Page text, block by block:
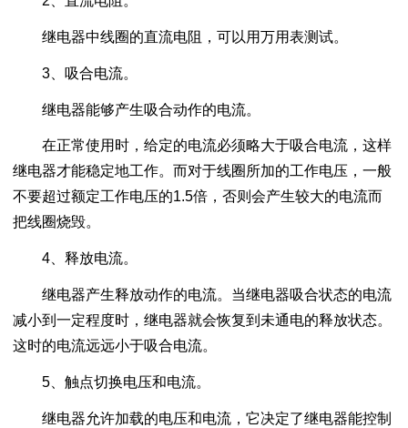
继电器中线圈的直流电阻，可以用万用表测试。
3、吸合电流。
继电器能够产生吸合动作的电流。
在正常使用时，给定的电流必须略大于吸合电流，这样
继电器才能稳定地工作。而对于线圈所加的工作电压，一般
不要超过额定工作电压的1.5倍，否则会产生较大的电流而
把线圈烧毁。
4、释放电流。
继电器产生释放动作的电流。当继电器吸合状态的电流
减小到一定程度时，继电器就会恢复到未通电的释放状态。
这时的电流远远小于吸合电流。
5、触点切换电压和电流。
继电器允许加载的电压和电流，它决定了继电器能控制